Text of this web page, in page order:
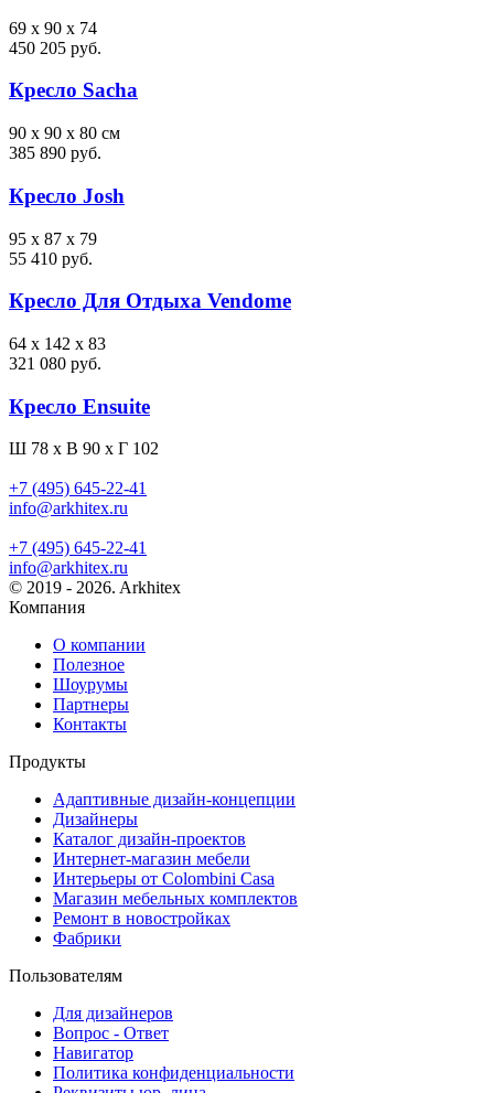
69 x 90 x 74
450 205 руб.
Кресло Sacha
90 x 90 x 80 см
385 890 руб.
Кресло Josh
95 x 87 x 79
55 410 руб.
Кресло Для Отдыха Vendome
64 x 142 x 83
321 080 руб.
Кресло Ensuite
Ш 78 x В 90 x Г 102
+7 (495) 645-22-41
info@arkhitex.ru
+7 (495) 645-22-41
info@arkhitex.ru
© 2019 - 2026. Arkhitex
Компания
О компании
Полезное
Шоурумы
Партнеры
Контакты
Продукты
Адаптивные дизайн-концепции
Дизайнеры
Каталог дизайн-проектов
Интернет-магазин мебели
Интерьеры от Colombini Casa
Магазин мебельных комплектов
Ремонт в новостройках
Фабрики
Пользователям
Для дизайнеров
Вопрос - Ответ
Навигатор
Политика конфиденциальности